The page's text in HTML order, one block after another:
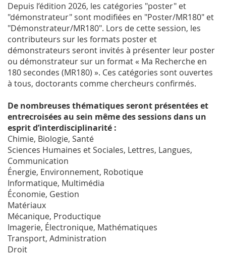
Depuis l’édition 2026, les catégories "poster" et
"démonstrateur" sont modifiées en "Poster/MR180" et
"Démonstrateur/MR180". Lors de cette session, les
contributeurs sur les formats poster et
démonstrateurs seront invités à présenter leur poster
ou démonstrateur sur un format « Ma Recherche en
180 secondes (MR180) ». Ces catégories sont ouvertes
à tous, doctorants comme chercheurs confirmés.
De nombreuses thématiques seront présentées et
entrecroisées au sein même des sessions dans un
esprit d’interdisciplinarité :
Chimie, Biologie, Santé
Sciences Humaines et Sociales, Lettres, Langues,
Communication
Énergie, Environnement, Robotique
Informatique, Multimédia
Économie, Gestion
Matériaux
Mécanique, Productique
Imagerie, Électronique, Mathématiques
Transport, Administration
Droit